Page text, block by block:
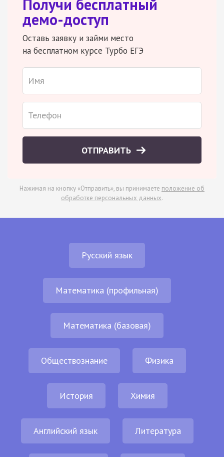
Получи бесплатный
демо-доступ
Оставь заявку и займи место
на бесплатном курсе Турбо ЕГЭ
ОТПРАВИТЬ
Нажимая на кнопку «Отправить», вы принимаете положение об
обработке персональных данных.
Русский язык
Математика (профильная)
Математика (базовая)
Обществознание Физика
История Химия
Английский язык Литература